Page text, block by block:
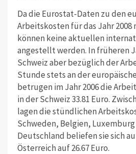
Da die Eurostat-Daten zu den
Arbeitskosten für das Jahr
können keine aktuellen
angestellt werden. In früheren
Schweiz aber bezüglich der
Stunde stets an der
betrugen im Jahr 2006 die
in der Schweiz 33.81 Euro.
lagen die stündlichen
Schweden, Belgien,
Deutschland beliefen sie sich
Österreich auf 26.67 Euro.